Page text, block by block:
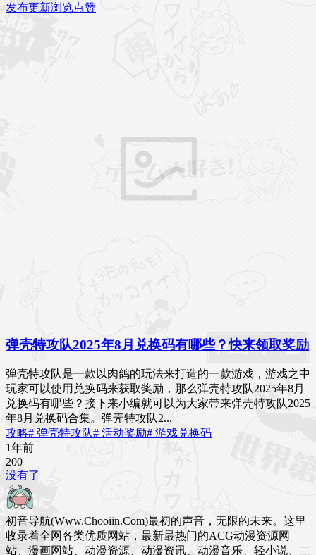
发布更新浏览点赞
弹壳特攻队2025年8月兑换码有哪些？快来领取奖励
弹壳特攻队是一款以肉鸽的玩法来打造的一款游戏，游戏之中
玩家可以使用兑换码来获取奖励，那么弹壳特攻队2025年8月
兑换码有哪些？接下来小编就可以为大家带来弹壳特攻队2025
年8月兑换码合集。弹壳特攻队2...
攻略# 弹壳特攻队# 活动奖励# 游戏兑换码
1年前
200
没有了
初音导航(Www.Chooiin.Com)最初的声音，无限的未来。这里
收录着全网各类优质网站，最新最热门的ACG动漫资源网
站、漫画网站、动漫资源、动漫资讯、动漫音乐、轻小说、二